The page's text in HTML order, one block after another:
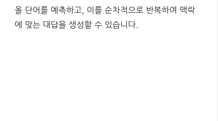
올 단어를 예측하고, 이를 순차적으로 반복하여 맥락
에 맞는 대답을 생성할 수 있습니다.